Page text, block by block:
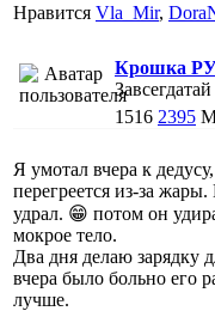
Нравится Vla_Mir,
Крошка
Завсегдатай
1516 2395
Я умотал вчера к
перегреется из-за
удрал. 😁 потом он
мокрое тело.
Два дня делаю зарядку
вчера было больно его
лучше.